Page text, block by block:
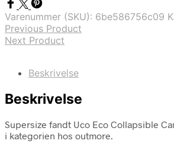
Varenummer (SKU): 6be586756c09
Previous Product
Next Product
Beskrivelse
Beskrivelse
Supersize fandt Uco Eco Collapsible
i kategorien hos outmore.